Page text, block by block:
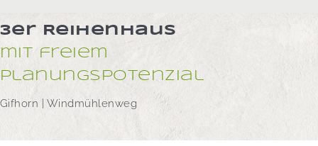
3er Reihenhaus
mit freiem
Planungspotenzial
Gifhorn | Windmühlenweg